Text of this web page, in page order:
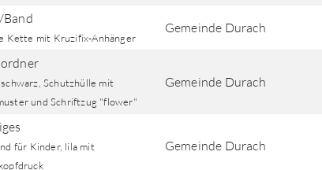
Kette mit Kruzifix-Anhänger
Gemeinde Durach
schwarz, Schutzhülle mit
und Schriftzug "flower"
Gemeinde Durach
für Kinder, lila mit
Gemeinde Durach